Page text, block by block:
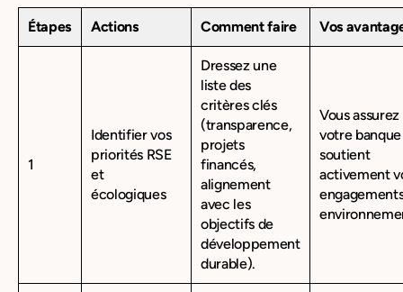
Étapes Actions Comment faire Vos
1
Identifier vos
priorités RSE
et
écologiques
Dressez une
liste des
critères clés
(transparence,
projets
financés,
alignement
avec les
objectifs de
développement
durable).
Vous
votre banque
soutient
activement